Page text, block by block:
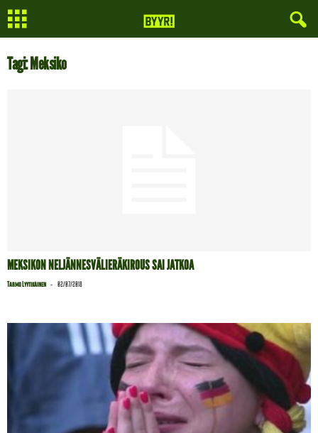
Tagi: Meksiko
MEKSIKON NELJÄNNESVÄLIERÄKIROUS SAI JATKOA
Tarmo Lyytikäinen - 02/07/2018